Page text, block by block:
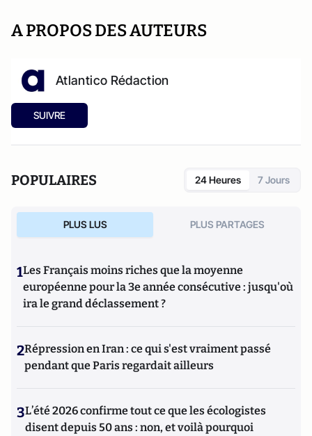
A PROPOS DES AUTEURS
Atlantico Rédaction
SUIVRE
POPULAIRES 24 Heures 7 Jours
PLUS LUS PLUS PARTAGES
1Les Français moins riches que la moyenne
européenne pour la 3e année consécutive : jusqu'où
ira le grand déclassement ?
2Répression en Iran : ce qui s'est vraiment passé
pendant que Paris regardait ailleurs
3L’été 2026 confirme tout ce que les écologistes
disent depuis 50 ans : non, et voilà pourquoi